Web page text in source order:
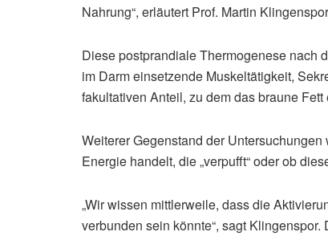
Nahrung“, erläutert Prof. Martin
Diese postprandiale Thermogenese nach
im Darm einsetzende Muskeltätigkeit,
fakultativen Anteil, zu dem das braune
Weiterer Gegenstand der
Energie handelt, die „verpufft“ oder ob
„Wir wissen mittlerweile, dass die
verbunden sein könnte“, sagt